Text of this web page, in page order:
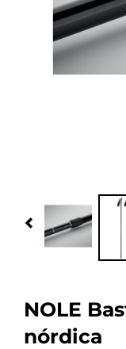
Tecnología
Más Regalos
Previous
NOLE
nórdica